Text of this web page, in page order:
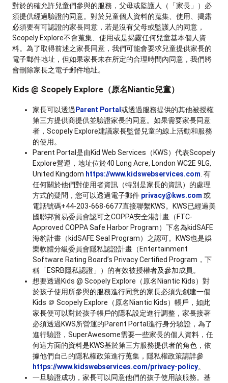
對於的確允許兒童們參與的服務，父母或監護人（「家長」）必
須提供經過驗證的同意。對於兒童個人資料的蒐集、使用、揭露
必須要有可認證的家長同意，若是沒有父母或監護人的同意，
Scopely Explore不會蒐集、使用或是揭露任何兒童基本個人資
料。為了取得前述之家長同意，我們可能會要求兒童提供家長的
電子郵件地址，但如果家長未在所定的合理時間內同意，我們將
會刪除家長之電子郵件地址。
Kids @ Scopely Explore（原名Niantic兒童）
家長可以透過Parent Portal或透過服務提供的其他被授權
第三方提供商提供並驗證家長的同意。如果需要家長同意
者，Scopely Explore建議家長監督兒童的線上活動和服務
的使用。
Parent Portal是由Kid Web Services（KWS）代表Scopely
Explore營運，地址位於40 Long Acre, London WC2E 9LG,
United Kingdom https://www.kidswebservices.com . 有
任何關於他們對使用者資訊（特別是家長的資訊）的處理
方式的疑問，您可以透過電子郵件 privacy@kws.com 或
電話號碼+44-203-668-6677直接聯繫KWS。KWS已經過美
國聯邦貿易委員會認可之COPPA安全港計畫（FTC-
Approved COPPA Safe Harbor Program）下名為kidSAFE
海豹計畫（kidSAFE Seal Program）之認可。KWS也是娛
樂軟體分級委員會隱私認證計畫（Entertainment
Software Rating Board’s Privacy Certified Program，下
稱「ESRB隱私認證」）的有效被授權者及參加成員。
想要透過Kids @ Scopely Explore（原名Niantic Kids）對
於孩子使用所參與的服務進行同意的家長必須先創建一個
Kids ＠ Scopely Explore（原名Niantic Kids）帳戶，如此
家長便可以對於孩子帳戶的隱私設定進行調整，家長接著
必須透過KWS所營運的Parent Portal進行身分驗證，為了
進行驗證，SuperAwesome需要一些家長的個人資料，任
何這方面的資料是KWS基於第三方服務提供者的角色，依
據他們自己的隱私權政策進行蒐集，隱私權政策請詳參
https://www.kidswebservices.com/privacy-policy。
一旦驗證成功，家長可以同意他們的孩子使用該服務。基